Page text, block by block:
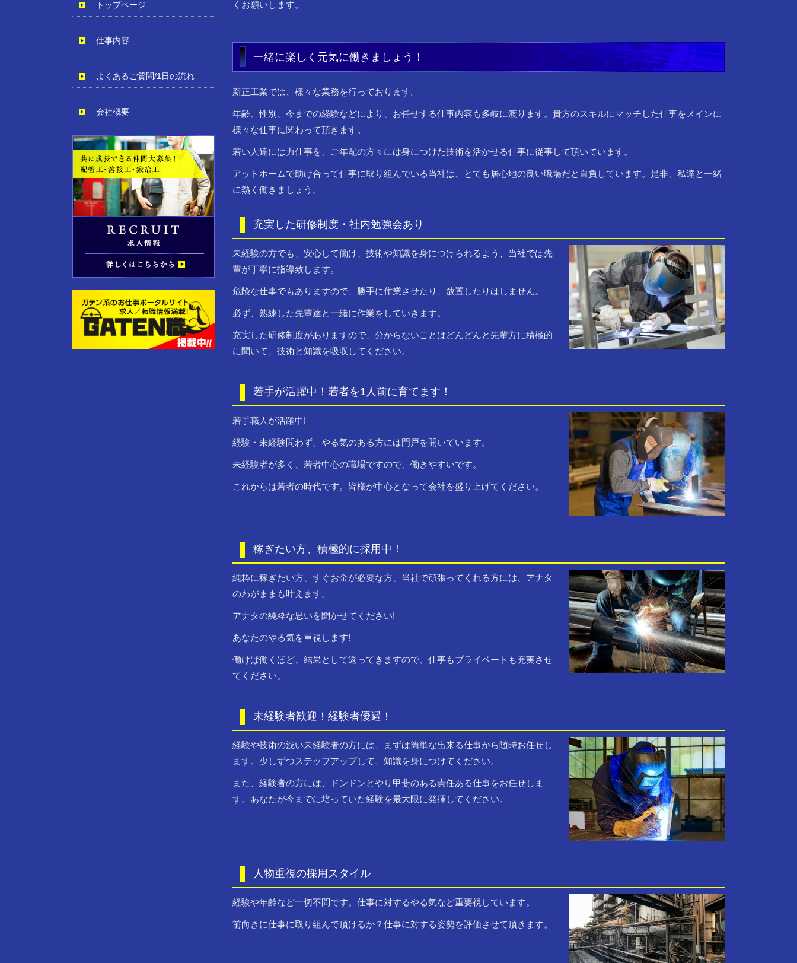
トップページ
仕事内容
よくあるご質問/1日の流れ
会社概要
くお願いします。
一緒に楽しく元気に働きましょう！
新正工業では、様々な業務を行っております。
年齢、性別、今までの経験などにより、お任せする仕事内容も多岐に渡ります。貴方のスキルにマッチした仕事をメインに
様々な仕事に関わって頂きます。
若い人達には力仕事を、ご年配の方々には身につけた技術を活かせる仕事に従事して頂いています。
アットホームで助け合って仕事に取り組んでいる当社は、とても居心地の良い職場だと自負しています。是非、私達と一緒
に熱く働きましょう。
充実した研修制度・社内勉強会あり
未経験の方でも、安心して働け、技術や知識を身につけられるよう、当社では先
輩が丁寧に指導致します。
危険な仕事でもありますので、勝手に作業させたり、放置したりはしません。
必ず、熟練した先輩達と一緒に作業をしていきます。
充実した研修制度がありますので、分からないことはどんどんと先輩方に積極的
に聞いて、技術と知識を吸収してください。
若手が活躍中！若者を1人前に育てます！
若手職人が活躍中!
経験・未経験問わず、やる気のある方には門戸を開いています。
未経験者が多く、若者中心の職場ですので、働きやすいです。
これからは若者の時代です。皆様が中心となって会社を盛り上げてください。
稼ぎたい方、積極的に採用中！
純粋に稼ぎたい方、すぐお金が必要な方、当社で頑張ってくれる方には、アナタ
のわがままも叶えます。
アナタの純粋な思いを聞かせてください!
あなたのやる気を重視します!
働けば働くほど、結果として返ってきますので、仕事もプライベートも充実させ
てください。
未経験者歓迎！経験者優遇！
経験や技術の浅い未経験者の方には、まずは簡単な出来る仕事から随時お任せし
ます。少しずつステップアップして、知識を身につけてください。
また、経験者の方には、ドンドンとやり甲斐のある責任ある仕事をお任せしま
す。あなたが今までに培っていた経験を最大限に発揮してください。
人物重視の採用スタイル
経験や年齢など一切不問です。仕事に対するやる気など重要視しています。
前向きに仕事に取り組んで頂けるか？仕事に対する姿勢を評価させて頂きます。